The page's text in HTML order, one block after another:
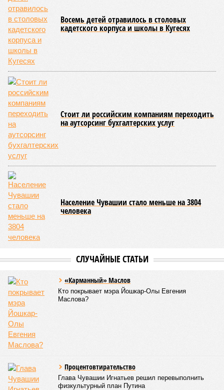
осмотров сотрудников лагерей.
Особый контроль был направлен на персонал,
работающий на пищеблоках. В ходе этих проверок у 20
человек были обнаружены возбудители инфекций –
указанные сотрудники были незамедлительно отстранены
от выполнения своих обязанностей и направлены на
лечение.
Представители ведомства отметили, что оперативное
принятие указанных мер позволило избежать
возникновения массовых инфекционных заболеваний
среди детей, находившихся в оздоровительных
учреждениях.
Помимо этого, специалистами проводился лабораторный
контроль качества воды и готовой продукции: из всех
отобранных проб воды в двух случаях (что составило
1,9%) были зафиксированы отклонения по
микробиологическим показателям; также одно готовое
блюдо не соответствовало установленным нормам по
показателю калорийности.
Все лагеря перед началом работы смен прошли
грызунов и насекомых. Питание в учреждениях
них организован постоянный лабораторный мониторинг.
В ходе заседания был также вынесен на обсуждение ряд
предложений, направленных на обеспечение санитарно-
эпидемиологического благополучия детей в летних лагерях
и на повышение действенности самой системы
оздоровления. В качестве основного приоритета было
качественными пищевыми продуктами, а детей –
полноценным и сбалансированным питанием. Все лагеря в
обязательном порядке должны располагать санитарно-